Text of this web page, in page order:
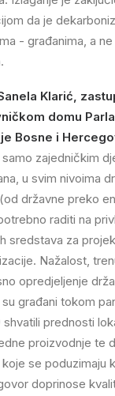
da je
- građanima, a
Klarić,
domu
Bosne i
zajedničkim
u svim nivoima
državne preko
raditi na
sredstava za
Nažalost,
opredjeljenje
su građani tokom
shvatili prednosti
proizvodnje te
se poduzimaju
doprinose